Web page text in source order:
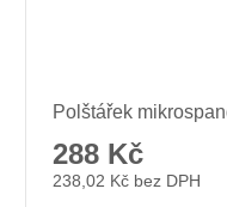
Polštářek
238,02 Kč bez DPH
288 Kč